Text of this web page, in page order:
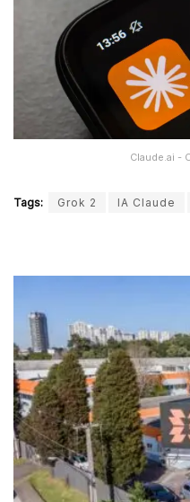
Claude.ai -
Tags: Grok 2 IA Claude